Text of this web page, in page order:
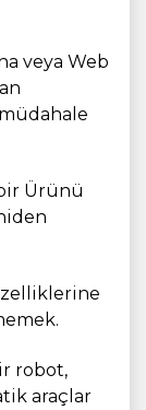
veya Web
müdahale
Ürünü
robot,
araçlar